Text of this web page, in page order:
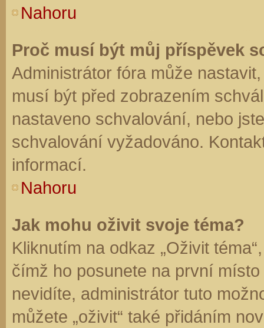
Nahoru
Proč musí být můj příspěvek
Administrátor fóra může
musí být před zobrazením
nastaveno schvalování, nebo
schvalování vyžadováno.
informací.
Nahoru
Jak mohu oživit svoje téma?
Kliknutím na odkaz „Oživit
čímž ho posunete na první
nevidíte, administrátor tuto
můžete „oživit“ také přidáním